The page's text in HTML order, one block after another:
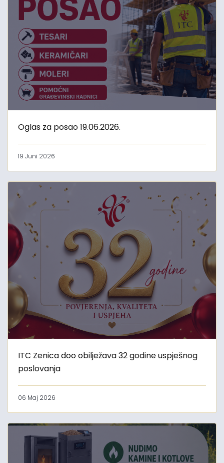
Oglas za posao 19.06.2026.
19 Juni 2026
ITC Zenica doo obilježava 32 godine uspješnog
poslovanja
06 Maj 2026